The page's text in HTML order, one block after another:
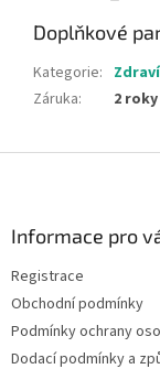
Doplňkové
Kategorie:
Záruka: 2 roky
Informace pro
Registrace
Obchodní podmínky
Podmínky ochrany
Dodací podmínky a